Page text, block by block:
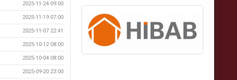
2025-11-24 09:00
2025-11-19 07:00
2025-11-07 22:41
2025-10-12 08:00
2025-10-04 08:00
2025-09-20 23:00